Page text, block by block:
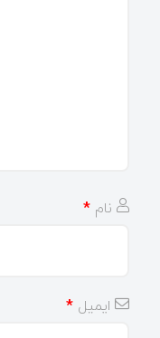
نام *
ایمیل *